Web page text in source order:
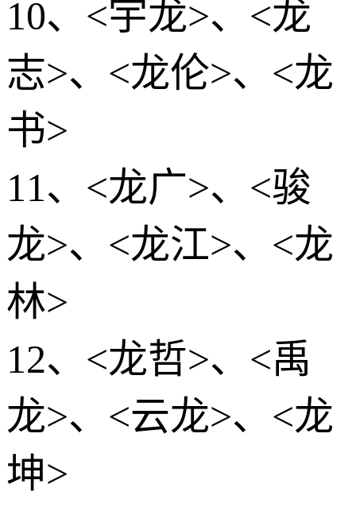
10、<宇龙>、<龙
志>、<龙伦>、<龙
书>
11、<龙广>、<骏
龙>、<龙江>、<龙
林>
12、<龙哲>、<禹
龙>、<云龙>、<龙
坤>